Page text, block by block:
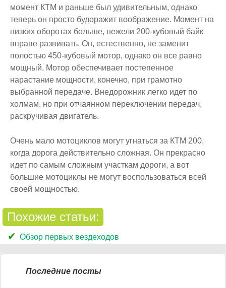
момент КТМ и раньше был удивительным, однако
теперь он просто будоражит воображение. Момент на
низких оборотах больше, нежели 200-кубовый байк
вправе развивать. Он, естественно, не заменит
полостью 450-кубовый мотор, однако он все равно
мощный. Мотор обеспечивает постепенное
нарастание мощности, конечно, при грамотно
выбранной передаче. Внедорожник легко идет по
холмам, но при отчаянном переключении передач,
раскручивая двигатель.
Очень мало мотоциклов могут угнаться за КТМ 200,
когда дорога действительно сложная. Он прекрасно
идет по самым сложным участкам дороги, а вот
большие мотоциклы не могут воспользоваться всей
своей мощностью.
Похожие статьи:
Обзор первых вездеходов
Последние посты